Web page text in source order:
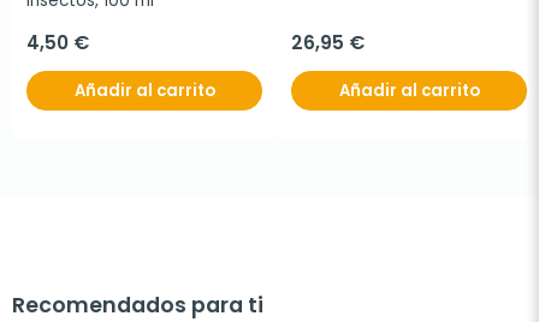
4,50 €
Añadir al carrito
26,95 €
Añadir al carrito
Recomendados para ti